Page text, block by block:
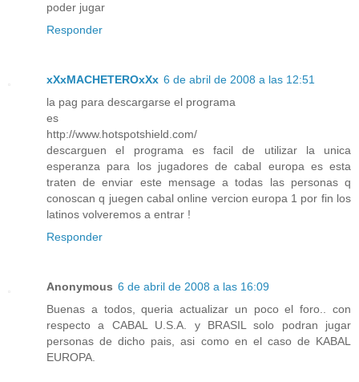
poder jugar
Responder
xXxMACHETEROxXx 6 de abril de 2008 a las 12:51
la pag para descargarse el programa
es
http://www.hotspotshield.com/
descarguen el programa es facil de utilizar la unica
esperanza para los jugadores de cabal europa es esta
traten de enviar este mensage a todas las personas q
conoscan q juegen cabal online vercion europa 1 por fin los
latinos volveremos a entrar !
Responder
Anonymous 6 de abril de 2008 a las 16:09
Buenas a todos, queria actualizar un poco el foro.. con
respecto a CABAL U.S.A. y BRASIL solo podran jugar
personas de dicho pais, asi como en el caso de KABAL
EUROPA.